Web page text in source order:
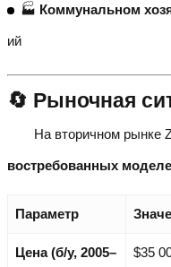
🏭 Коммунальном
ий
🔄 Рыночная
На вторичном рынке
востребованных
Параметр
Цена (б/у, 2005–
$35